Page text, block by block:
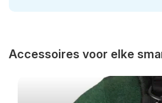
Accessoires voor elke